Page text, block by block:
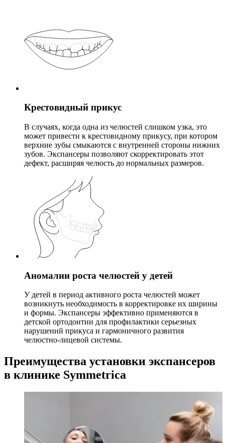
Крестовидный прикус
В случаях, когда одна из челюстей слишком узка, это
может привести к крестовидному прикусу, при котором
верхние зубы смыкаются с внутренней стороны нижних
зубов. Экспансеры позволяют скорректировать этот
дефект, расширяя челюсть до нормальных размеров.
Аномалии роста челюстей у детей
У детей в период активного роста челюстей может
возникнуть необходимость в корректировке их ширины
и формы. Экспансеры эффективно применяются в
детской ортодонтии для профилактики серьезных
нарушений прикуса и гармоничного развития
челюстно-лицевой системы.
Преимущества установки экспансеров
в клинике Symmetrica